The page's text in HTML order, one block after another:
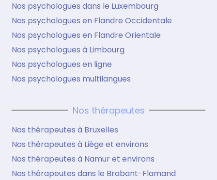
Nos psychologues dans le Luxembourg
Nos psychologues en Flandre Occidentale
Nos psychologues en Flandre Orientale
Nos psychologues à Limbourg
Nos psychologues en ligne
Nos psychologues multilangues
Nos thérapeutes
Nos thérapeutes à Bruxelles
Nos thérapeutes à Liège et environs
Nos thérapeutes à Namur et environs
Nos thérapeutes dans le Brabant-Flamand